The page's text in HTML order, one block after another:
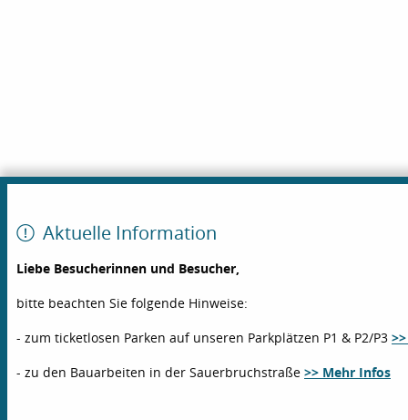
Aktuelle Information
Liebe Besucherinnen und Besucher,
bitte beachten Sie folgende Hinweise:
- zum ticketlosen Parken auf unseren Parkplätzen P1 & P2/P3
- zu den Bauarbeiten in der Sauerbruchstraße >> Mehr Infos